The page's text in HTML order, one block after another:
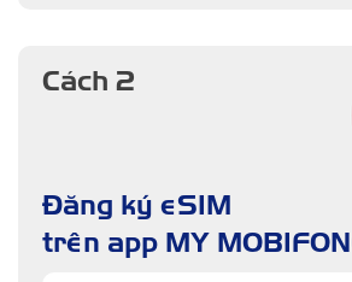
Cách 2
Đăng ký eSIM
trên app MY